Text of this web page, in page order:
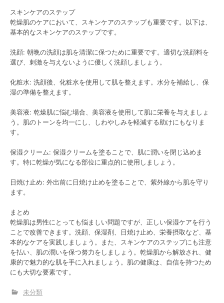
スキンケアのステップ
乾燥肌のケアにおいて、スキンケアのステップも重要です。以下は、
基本的なスキンケアのステップです。
洗顔: 朝晩の洗顔は肌を清潔に保つために重要です。適切な洗顔料を
選び、刺激を与えないように優しく洗顔しましょう。
化粧水: 洗顔後、化粧水を使用して肌を整えます。水分を補給し、保
湿の準備を整えます。
美容液: 乾燥肌に悩む場合、美容液を使用して肌に栄養を与えましょ
う。肌のトーンを均一にし、しわやしみを軽減する助けにもなりま
す。
保湿クリーム: 保湿クリームを塗ることで、肌に潤いを閉じ込めま
す。特に乾燥が気になる部位に重点的に使用しましょう。
日焼け止め: 外出前に日焼け止めを塗ることで、紫外線から肌を守り
ます。
まとめ
乾燥肌は男性にとっても悩ましい問題ですが、正しい保湿ケアを行う
ことで改善できます。洗顔、保湿剤、日焼け止め、栄養摂取など、基
本的なケアを実践しましょう。また、スキンケアのステップにも注意
を払い、肌の潤いを保つ努力をしましょう。乾燥肌から解放され、健
康的で魅力的な肌を手に入れましょう。肌の健康は、自信を持つため
にも大切な要素です。
未分類